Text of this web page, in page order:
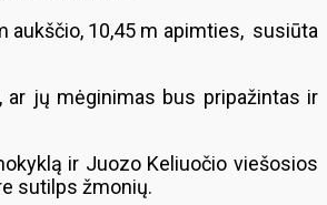
aukščio, 10,45 m apimties, susiūta
ar jų mėginimas bus pripažintas ir
ir Juozo Keliuočio viešosios
sutilps žmonių.